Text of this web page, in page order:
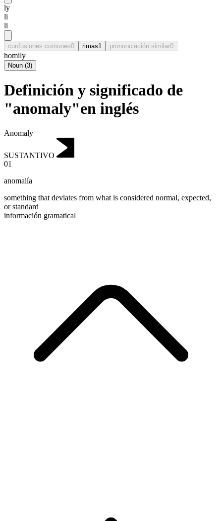
ly
li
li
confusiones comunes0 rimas1 pronunciación similar0
homily
Noun (3)
Definición y significado de
"anomaly"en inglés
Anomaly
SUSTANTIVO
01
anomalía
something that deviates from what is considered normal, expected,
or standard
información gramatical